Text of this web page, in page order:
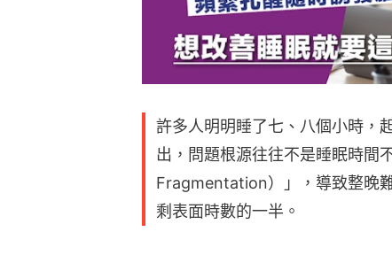
許多人明明睡了七、八個小時，
出，問題根源往往不是睡眠時間
Fragmentation）」，導致整晚
剩表面時數的一半。